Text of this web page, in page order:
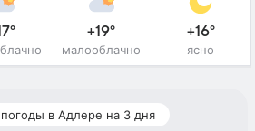
+19°
малооблачно
+16°
ясно
в Адлере на 3 дня